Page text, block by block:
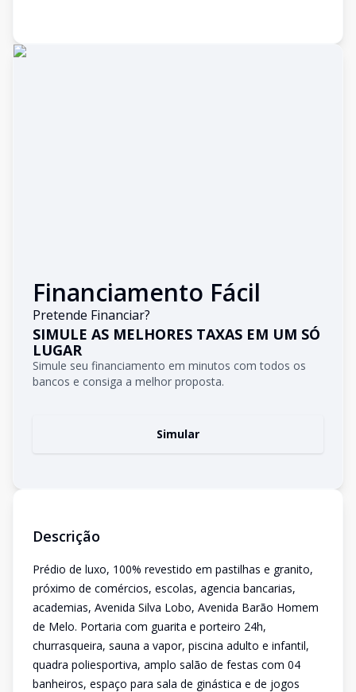
Financiamento Fácil
Pretende Financiar?
SIMULE AS MELHORES TAXAS EM UM SÓ
LUGAR
Simule seu financiamento em minutos com todos os
bancos e consiga a melhor proposta.
Simular
Descrição
Prédio de luxo, 100% revestido em pastilhas e granito,
próximo de comércios, escolas, agencia bancarias,
academias, Avenida Silva Lobo, Avenida Barão Homem
de Melo. Portaria com guarita e porteiro 24h,
churrasqueira, sauna a vapor, piscina adulto e infantil,
quadra poliesportiva, amplo salão de festas com 04
banheiros, espaço para sala de ginástica e de jogos